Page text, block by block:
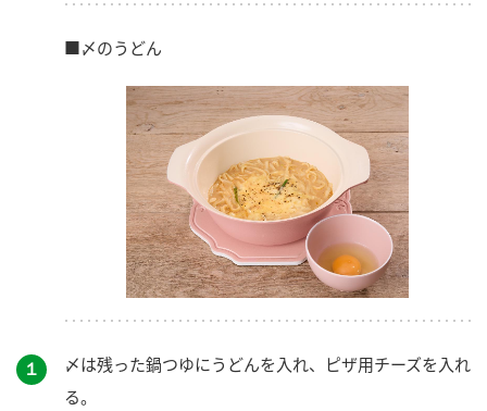
■〆のうどん
１
〆は残った鍋つゆにうどんを入れ、ピザ用チーズを入れ
る。